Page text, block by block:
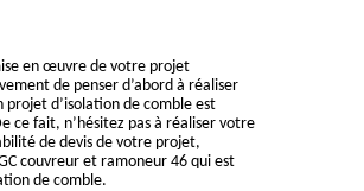
en œuvre de votre projet
de penser d’abord à réaliser
projet d’isolation de comble est
ce fait, n’hésitez pas à réaliser votre
de devis de votre projet,
couvreur et ramoneur 46 qui est
de comble.